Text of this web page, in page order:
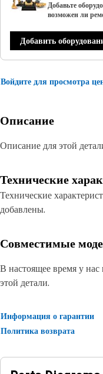
Добавьте
возможен ли
Добавить
Войдите для просмотра
Описание
Описание для этой
Технические
Технические
добавлены.
Совместимые
В настоящее время у
этой детали.
Информация о гарантии
Политика возврата